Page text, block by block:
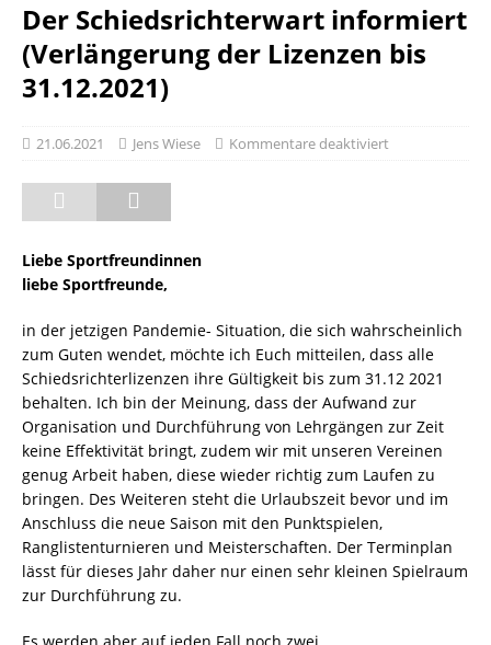
Der Schiedsrichterwart informiert
(Verlängerung der Lizenzen bis
31.12.2021)
21.06.2021 Jens Wiese Kommentare deaktiviert
Liebe Sportfreundinnen
liebe Sportfreunde,
in der jetzigen Pandemie- Situation, die sich wahrscheinlich
zum Guten wendet, möchte ich Euch mitteilen, dass alle
Schiedsrichterlizenzen ihre Gültigkeit bis zum 31.12 2021
behalten. Ich bin der Meinung, dass der Aufwand zur
Organisation und Durchführung von Lehrgängen zur Zeit
keine Effektivität bringt, zudem wir mit unseren Vereinen
genug Arbeit haben, diese wieder richtig zum Laufen zu
bringen. Des Weiteren steht die Urlaubszeit bevor und im
Anschluss die neue Saison mit den Punktspielen,
Ranglistenturnieren und Meisterschaften. Der Terminplan
lässt für dieses Jahr daher nur einen sehr kleinen Spielraum
zur Durchführung zu.